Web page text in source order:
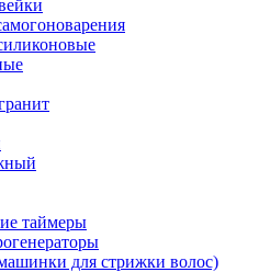
таймеры
для стрижки волос)